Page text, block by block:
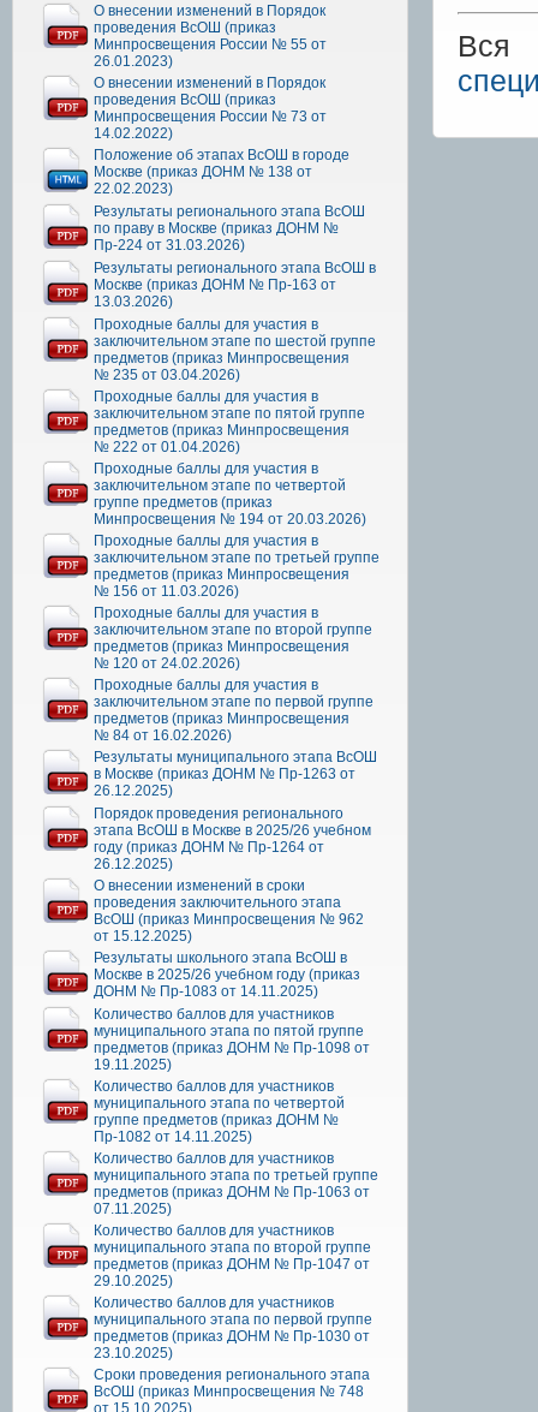
О внесении изменений в Порядок
проведения ВсОШ (приказ
Минпросвещения России № 55 от
26.01.2023)
О внесении изменений в Порядок
проведения ВсОШ (приказ
Минпросвещения России № 73 от
14.02.2022)
Положение об этапах ВсОШ в городе
Москве (приказ ДОНМ № 138 от
22.02.2023)
Результаты регионального этапа ВсОШ
по праву в Москве (приказ ДОНМ №
Пр-224 от 31.03.2026)
Результаты регионального этапа ВсОШ в
Москве (приказ ДОНМ № Пр-163 от
13.03.2026)
Проходные баллы для участия в
заключительном этапе по шестой группе
предметов (приказ Минпросвещения
№ 235 от 03.04.2026)
Проходные баллы для участия в
заключительном этапе по пятой группе
предметов (приказ Минпросвещения
№ 222 от 01.04.2026)
Проходные баллы для участия в
заключительном этапе по четвертой
группе предметов (приказ
Минпросвещения № 194 от 20.03.2026)
Проходные баллы для участия в
заключительном этапе по третьей группе
предметов (приказ Минпросвещения
№ 156 от 11.03.2026)
Проходные баллы для участия в
заключительном этапе по второй группе
предметов (приказ Минпросвещения
№ 120 от 24.02.2026)
Проходные баллы для участия в
заключительном этапе по первой группе
предметов (приказ Минпросвещения
№ 84 от 16.02.2026)
Результаты муниципального этапа ВсОШ
в Москве (приказ ДОНМ № Пр-1263 от
26.12.2025)
Порядок проведения регионального
этапа ВсОШ в Москве в 2025/26 учебном
году (приказ ДОНМ № Пр-1264 от
26.12.2025)
О внесении изменений в сроки
проведения заключительного этапа
ВсОШ (приказ Минпросвещения № 962
от 15.12.2025)
Результаты школьного этапа ВсОШ в
Москве в 2025/26 учебном году (приказ
ДОНМ № Пр-1083 от 14.11.2025)
Количество баллов для участников
муниципального этапа по пятой группе
предметов (приказ ДОНМ № Пр-1098 от
19.11.2025)
Количество баллов для участников
муниципального этапа по четвертой
группе предметов (приказ ДОНМ №
Пр-1082 от 14.11.2025)
Количество баллов для участников
муниципального этапа по третьей группе
предметов (приказ ДОНМ № Пр-1063 от
07.11.2025)
Количество баллов для участников
муниципального этапа по второй группе
предметов (приказ ДОНМ № Пр-1047 от
29.10.2025)
Количество баллов для участников
муниципального этапа по первой группе
предметов (приказ ДОНМ № Пр-1030 от
23.10.2025)
Сроки проведения регионального этапа
ВсОШ (приказ Минпросвещения № 748
от 15.10.2025)
Вся